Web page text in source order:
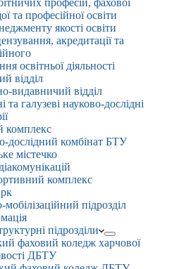
професій, фахової
та професійної освіти
якості освіти
акредитації та
освітньої діяльності
відділ
видавничий відділ
та галузеві науково-дослідні
комплекс
дослідний комбінат БТУ
містечко
комплекс
мобілізаційний підрозділ
підрозділи
фаховий коледж харчової
ДБТУ